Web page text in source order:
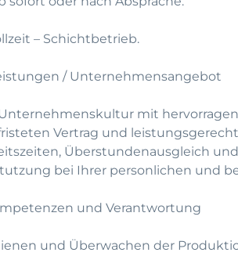
– Schichtbetrieb.
/ Unternehmensangebot
mit
Vertrag und
Überstundenausgleich
bei Ihrer personlichen und
und Verantwortung
und Überwachen der